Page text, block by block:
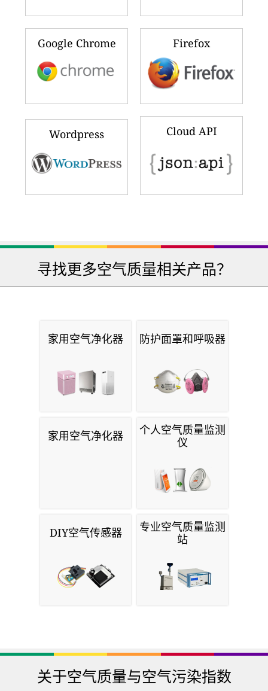
Google Chrome Firefox
Wordpress Cloud API
寻找更多空气质量相关产品？
家用空气净化器 防护面罩和呼吸器
家用空气净化器
个人空气质量监测
仪
DIY空气传感器
专业空气质量监测
站
关于空气质量与空气污染指数